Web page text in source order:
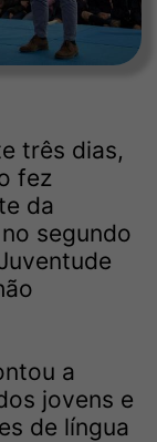
três dias,
fez
da
segundo
a
jovens e
de língua